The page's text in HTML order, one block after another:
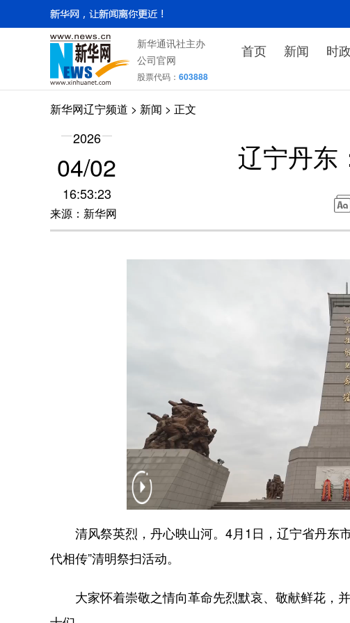
新华通讯社主办
公司官网
股票代码： 603888
首页 新闻 时政
新华网辽宁频道 > 新闻 > 正文
2026
04/02
16:53:23
来源：新华网
辽宁丹东
清风祭英烈，丹心映山河。4月1日，辽宁省丹东
代相传”清明祭扫活动。
大家怀着崇敬之情向革命先烈默哀、敬献鲜花，